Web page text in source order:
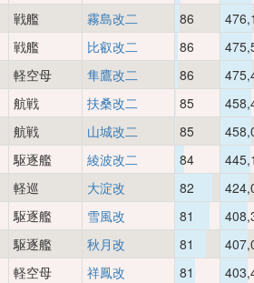
戦艦 霧島改二 86
戦艦 比叡改二 86
軽空母 隼鷹改二 86
航戦 扶桑改二 85
航戦 山城改二 85
駆逐艦 綾波改二 84
軽巡 大淀改 82
駆逐艦 雪風改 81
駆逐艦 秋月改 81
軽空母 祥鳳改 81